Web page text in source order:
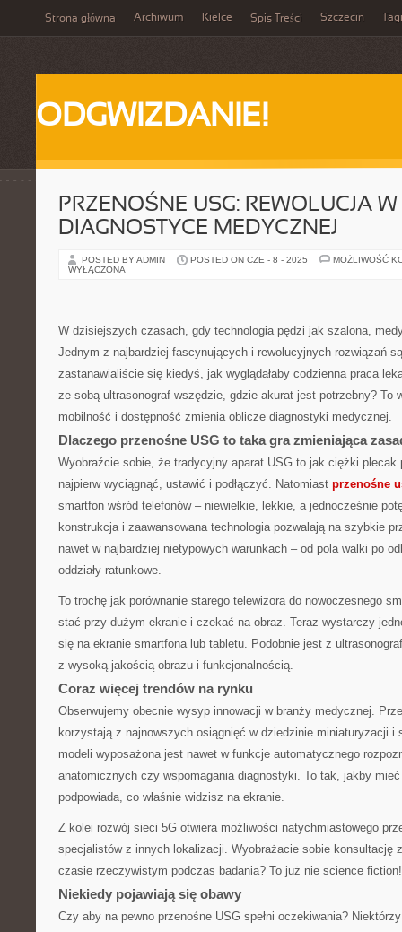
Strona główna Archiwum Kielce Spis Treści Szczecin Tagi
ODGWIZDANIE!
PRZENOŚNE USG: REWOLUCJA W
DIAGNOSTYCE MEDYCZNEJ
POSTED BY ADMIN POSTED ON CZE - 8 - 2025
MOŻLIWOŚĆ
WYŁĄCZONA
W dzisiejszych czasach, gdy technologia pędzi jak szalona,
Jednym z najbardziej fascynujących i rewolucyjnych rozwiązań
zastanawialiście się kiedyś, jak wyglądałaby codzienna praca
ze sobą ultrasonograf wszędzie, gdzie akurat jest potrzebny? To
mobilność i dostępność zmienia oblicze diagnostyki medycznej.
Dlaczego przenośne USG to taka gra zmieniająca
Wyobraźcie sobie, że tradycyjny aparat USG to jak ciężki plecak
najpierw wyciągnąć, ustawić i podłączyć. Natomiast przenośne
smartfon wśród telefonów – niewielkie, lekkie, a jednocześnie
konstrukcja i zaawansowana technologia pozwalają na szybkie
nawet w najbardziej nietypowych warunkach – od pola walki po
oddziały ratunkowe.
To trochę jak porównanie starego telewizora do nowoczesnego
stać przy dużym ekranie i czekać na obraz. Teraz wystarczy
się na ekranie smartfona lub tabletu. Podobnie jest z
z wysoką jakością obrazu i funkcjonalnością.
Coraz więcej trendów na rynku
Obserwujemy obecnie wysyp innowacji w branży medycznej.
korzystają z najnowszych osiągnięć w dziedzinie miniaturyzacji i
modeli wyposażona jest nawet w funkcje automatycznego
anatomicznych czy wspomagania diagnostyki. To tak, jakby
podpowiada, co właśnie widzisz na ekranie.
Z kolei rozwój sieci 5G otwiera możliwości natychmiastowego
specjalistów z innych lokalizacji. Wyobrażacie sobie konsultację
czasie rzeczywistym podczas badania? To już nie science fiction!
Niekiedy pojawiają się obawy
Czy aby na pewno przenośne USG spełni oczekiwania?